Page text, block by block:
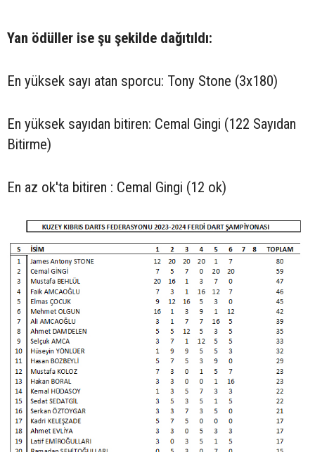
Yan ödüller ise şu şekilde dağıtıldı:
En yüksek sayı atan sporcu: Tony Stone (3x180)
En yüksek sayıdan bitiren: Cemal Gingi (122 Sayıdan
Bitirme)
En az ok'ta bitiren : Cemal Gingi (12 ok)